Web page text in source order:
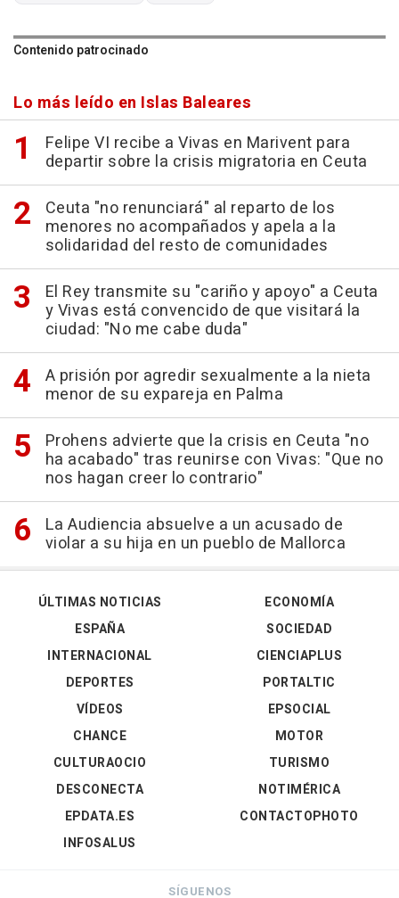
Contenido patrocinado
Lo más leído en Islas Baleares
Felipe VI recibe a Vivas en Marivent para
departir sobre la crisis migratoria en Ceuta
Ceuta "no renunciará" al reparto de los
menores no acompañados y apela a la
solidaridad del resto de comunidades
El Rey transmite su "cariño y apoyo" a Ceuta
y Vivas está convencido de que visitará la
ciudad: "No me cabe duda"
A prisión por agredir sexualmente a la nieta
menor de su expareja en Palma
Prohens advierte que la crisis en Ceuta "no
ha acabado" tras reunirse con Vivas: "Que no
nos hagan creer lo contrario"
La Audiencia absuelve a un acusado de
violar a su hija en un pueblo de Mallorca
ÚLTIMAS NOTICIAS
ESPAÑA
INTERNACIONAL
DEPORTES
VÍDEOS
ECONOMÍA
SOCIEDAD
CIENCIAPLUS
PORTALTIC
EPSOCIAL
CHANCE
CULTURAOCIO
DESCONECTA
EPDATA.ES
INFOSALUS
MOTOR
TURISMO
NOTIMÉRICA
CONTACTOPHOTO
SÍGUENOS